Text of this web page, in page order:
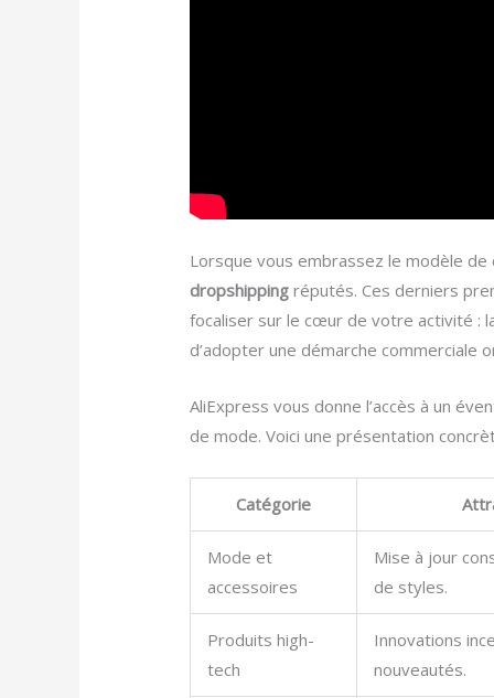
Lorsque vous embrassez le modèle
dropshipping réputés. Ces derniers
focaliser sur le cœur de votre activité :
d’adopter une démarche commerciale
AliExpress vous donne l’accès à un
de mode. Voici une présentation
Catégorie
Mode et
accessoires
Mise à jour
de styles.
Produits high-
tech
Innovations
nouveautés.